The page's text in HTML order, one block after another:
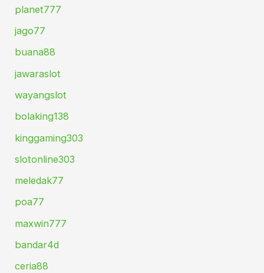
planet777
jago77
buana88
jawaraslot
wayangslot
bolaking138
kinggaming303
slotonline303
meledak77
poa77
maxwin777
bandar4d
ceria88